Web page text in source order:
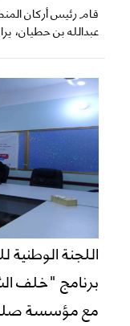
قام رئيس أركان
عبدالله بن حطيان،
اللجنة
برنامج "خلف
مع مؤسسة